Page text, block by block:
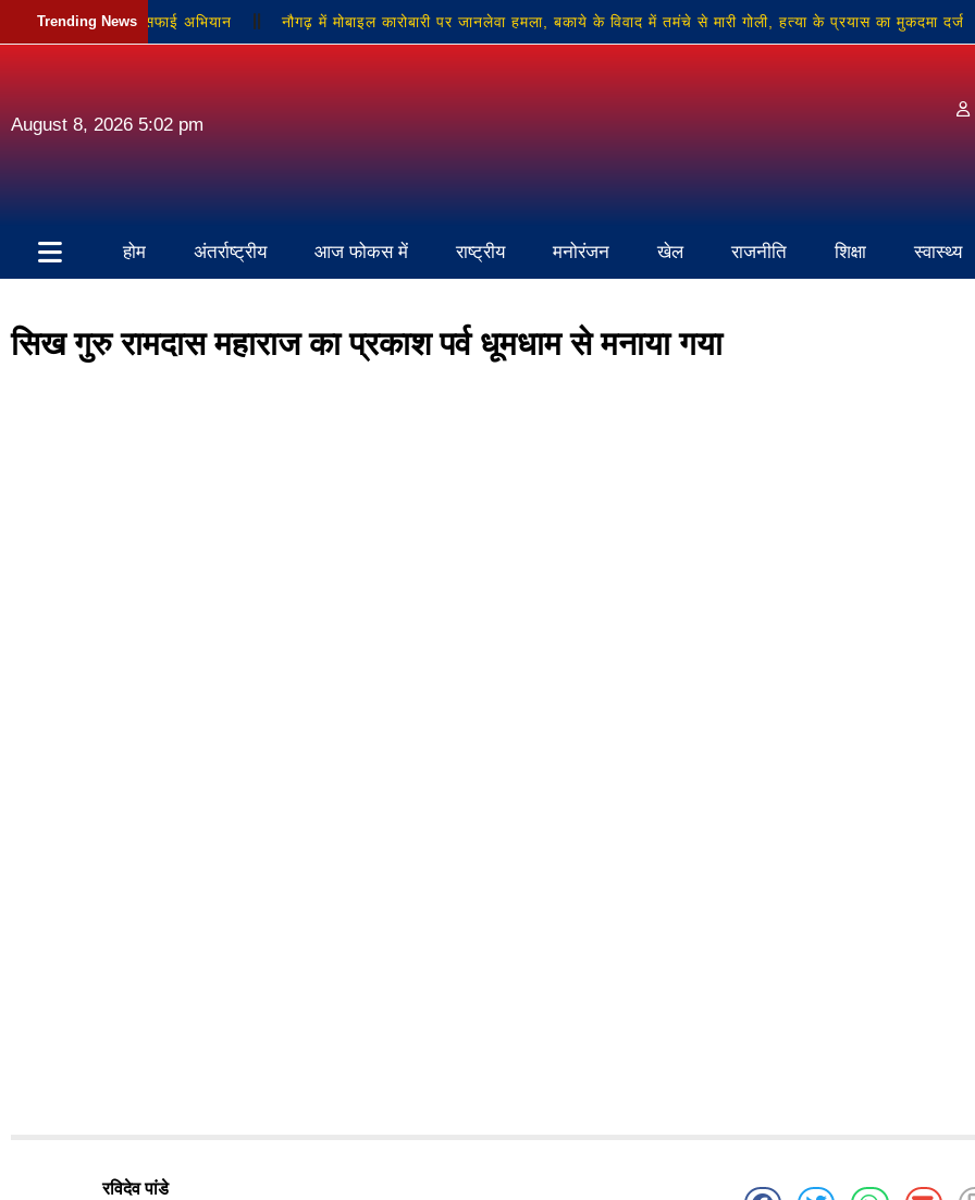
Trending News
प्रधान ने चलाया सफाई अभियान नौगढ़ में मोबाइल कारोबारी पर जानलेवा हमला, बकाये के विवाद में तमंचे से मारी गोली, हत्या के प्रयास का मुकदमा दर्ज
August 8, 2026 5:02 pm
होम अंतर्राष्ट्रीय आज फोकस में राष्ट्रीय मनोरंजन खेल राजनीति शिक्षा स्वास्थ्य
सिख गुरु रामदास महाराज का प्रकाश पर्व धूमधाम से मनाया गया
रविदेव पांडे